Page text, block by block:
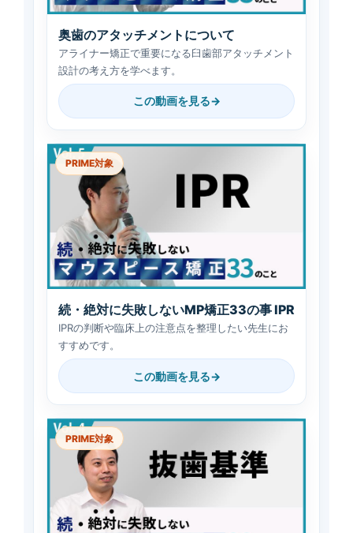
奥歯のアタッチメントについて
アライナー矯正で重要になる臼歯部アタッチメント
設計の考え方を学べます。
この動画を見る
PRIME対象
続・絶対に失敗しないMP矯正33の事 IPR
IPRの判断や臨床上の注意点を整理したい先生にお
すすめです。
この動画を見る
PRIME対象